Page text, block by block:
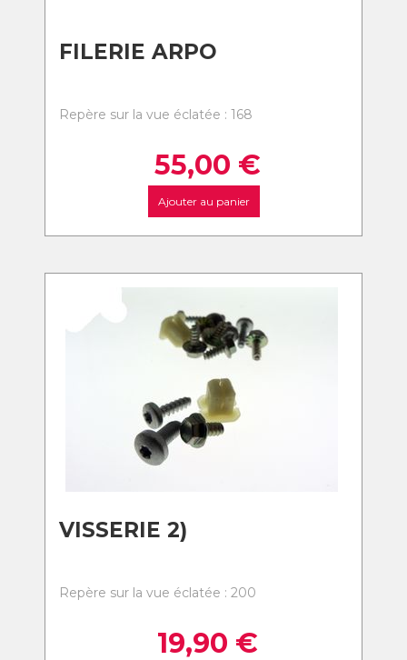
FILERIE ARPO
Repère sur la vue éclatée : 168
55,00 €
Ajouter au panier
VISSERIE 2)
Repère sur la vue éclatée : 200
19,90 €